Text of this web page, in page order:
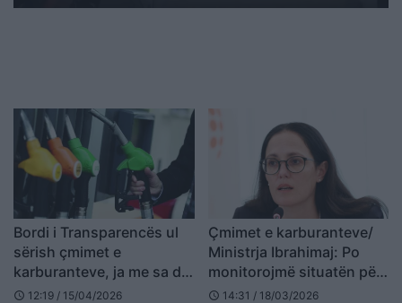
Bordi i Transparencës ul
sërish çmimet e
karburanteve, ja me sa do
blihen nafta dhe benzina
schedule 12:19 / 15/04/2026
Çmimet e karburanteve/
Ministrja Ibrahimaj: Po
monitorojmë situatën për
abuzimet, s’jemi në
schedule 14:31 / 18/03/2026